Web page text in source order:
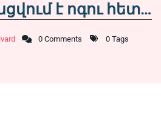
է ոգու հետ…
0 Comments 0 Tags